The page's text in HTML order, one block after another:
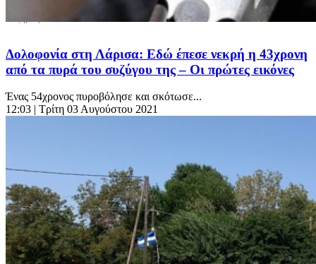
Δολοφονία στη Λάρισα: Εδώ έπεσε νεκρή η 43χρονη
από τα πυρά του συζύγου της – Οι πρώτες εικόνες
Ένας 54χρονος πυροβόλησε και σκότωσε...
12:03 | Τρίτη 03 Αυγούστου 2021